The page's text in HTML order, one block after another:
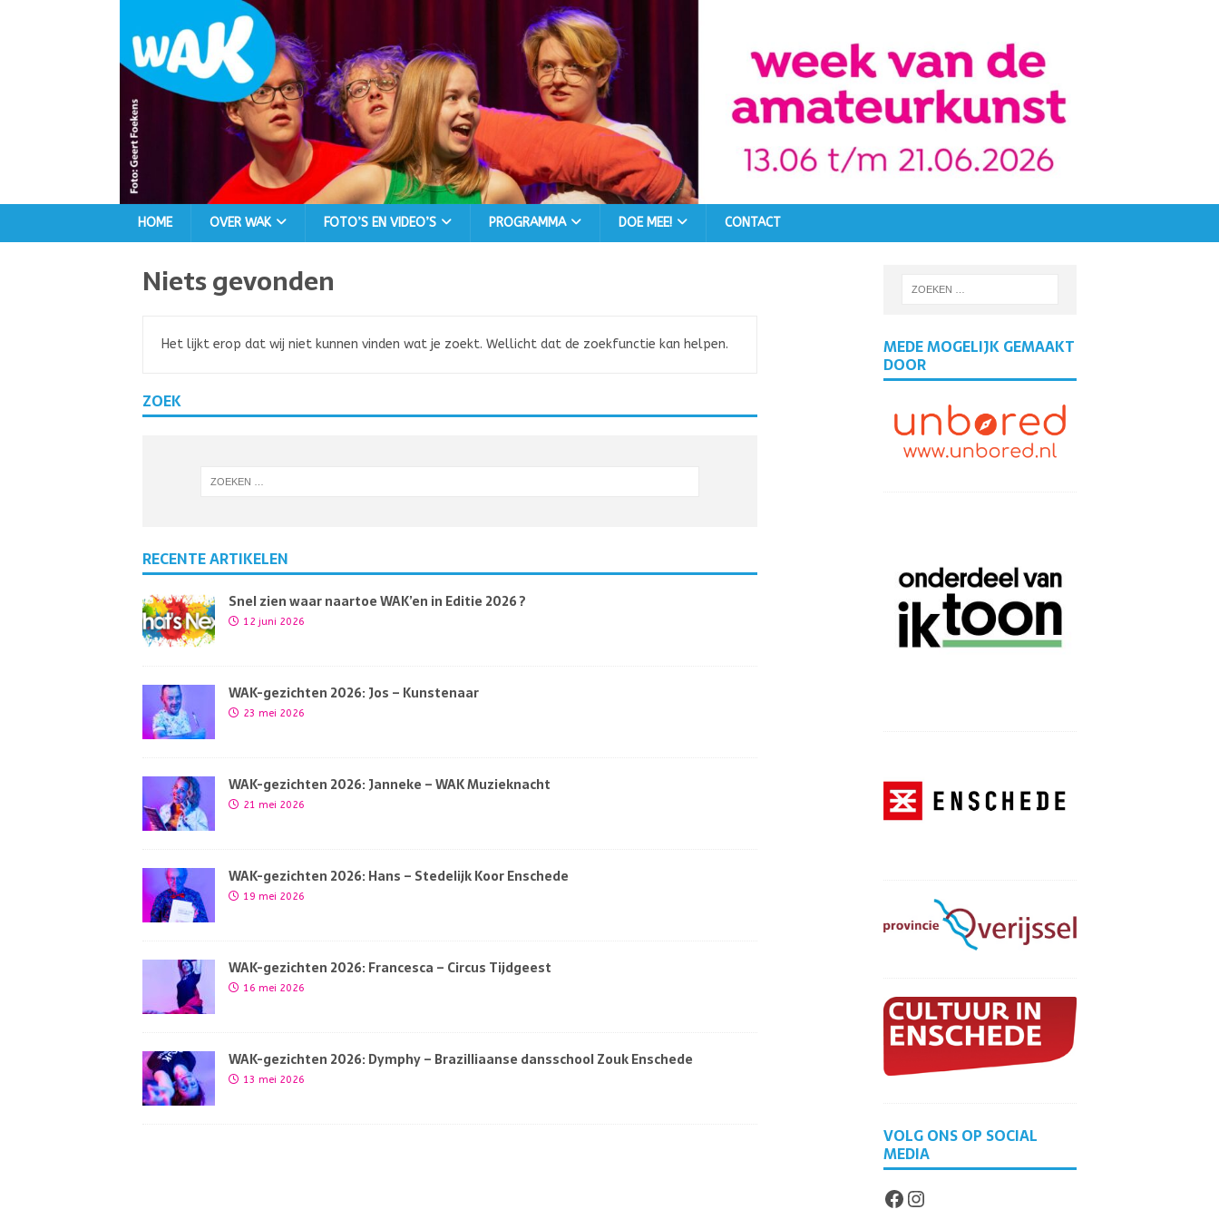
HOME OVER WAK FOTO’S EN VIDEO’S PROGRAMMA DOE MEE! CONTACT
Niets gevonden
Het lijkt erop dat wij niet kunnen vinden wat je zoekt. Wellicht dat de zoekfunctie kan helpen.
ZOEK
RECENTE ARTIKELEN
Snel zien waar naartoe WAK’en in Editie 2026 ?
12 juni 2026
WAK-gezichten 2026: Jos – Kunstenaar
23 mei 2026
WAK-gezichten 2026: Janneke – WAK Muzieknacht
21 mei 2026
WAK-gezichten 2026: Hans – Stedelijk Koor Enschede
19 mei 2026
WAK-gezichten 2026: Francesca – Circus Tijdgeest
16 mei 2026
WAK-gezichten 2026: Dymphy – Brazilliaanse dansschool Zouk Enschede
13 mei 2026
MEDE MOGELIJK GEMAAKT
DOOR
VOLG ONS OP SOCIAL
MEDIA